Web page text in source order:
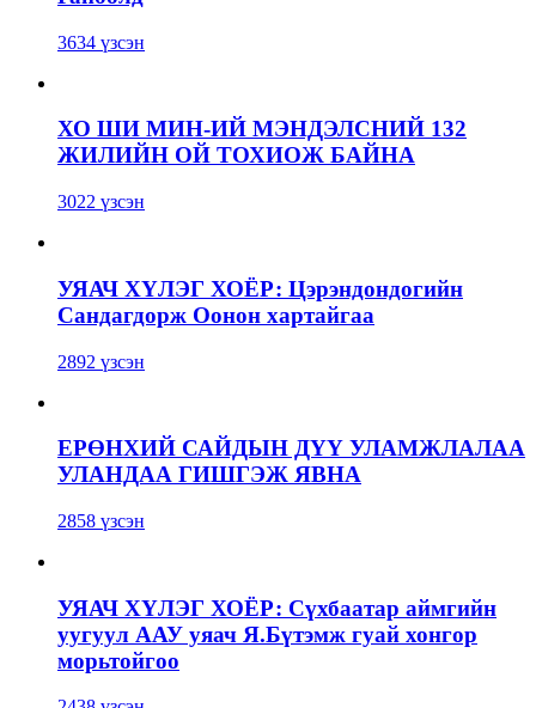
3634 үзсэн
ХО ШИ МИН-ИЙ МЭНДЭЛСНИЙ 132
ЖИЛИЙН ОЙ ТОХИОЖ БАЙНА
3022 үзсэн
УЯАЧ ХҮЛЭГ ХОЁР: Цэрэндондогийн
Сандагдорж Оонон хартайгаа
2892 үзсэн
ЕРӨНХИЙ САЙДЫН ДҮҮ УЛАМЖЛАЛАА
УЛАНДАА ГИШГЭЖ ЯВНА
2858 үзсэн
УЯАЧ ХҮЛЭГ ХОЁР: Сүхбаатар аймгийн
уугуул ААУ уяач Я.Бүтэмж гуай хонгор
морьтойгоо